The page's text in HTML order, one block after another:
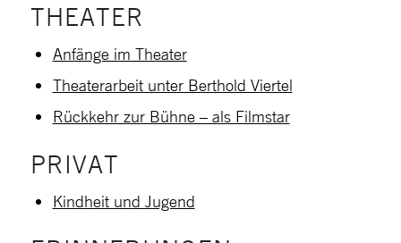
THEATER
Anfänge im Theater
Theaterarbeit unter Berthold Viertel
Rückkehr zur Bühne – als Filmstar
PRIVAT
Kindheit und Jugend